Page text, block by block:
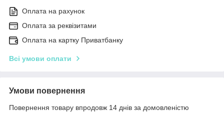
Оплата на рахунок
Оплата за реквізитами
Оплата на картку Приватбанку
Всі умови оплати
Умови повернення
Повернення товару впродовж 14 днів за домовленістю